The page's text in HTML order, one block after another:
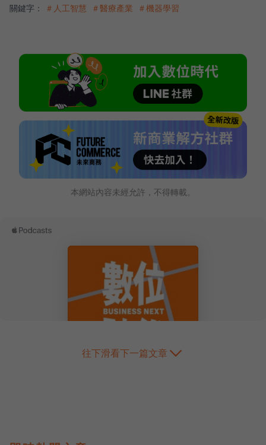
關鍵字： ＃人工智慧 ＃醫療產業 ＃機器學習
本網站內容未經允許，不得轉載。
往下滑看下一篇文章